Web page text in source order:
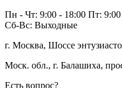
Пн - Чт: 9:00 - 18:00 Пт: 9:00
Сб-Вс: Выходные
г. Москва, Шоссе
Моск. обл., г. Балашиха,
Есть вопрос?